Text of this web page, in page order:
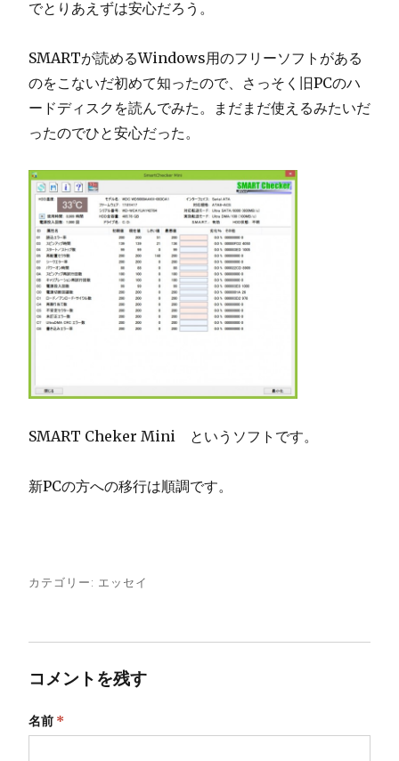
でとりあえずは安心だろう。
SMARTが読めるWindows用のフリーソフトがある
のをこないだ初めて知ったので、さっそく旧PCのハ
ードディスクを読んでみた。まだまだ使えるみたいだ
ったのでひと安心だった。
SMART Cheker Mini というソフトです。
新PCの方への移行は順調です。
カテゴリー: エッセイ
コメントを残す
名前 *